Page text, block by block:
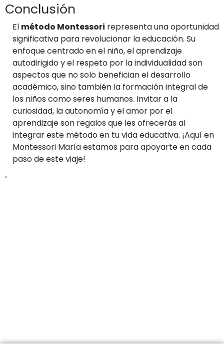
Conclusión
El método Montessori representa una oportunidad
significativa para revolucionar la educación. Su
enfoque centrado en el niño, el aprendizaje
autodirigido y el respeto por la individualidad son
aspectos que no solo benefician el desarrollo
académico, sino también la formación integral de
los niños como seres humanos. Invitar a la
curiosidad, la autonomía y el amor por el
aprendizaje son regalos que les ofrecerás al
integrar este método en tu vida educativa. ¡Aquí en
Montessori María estamos para apoyarte en cada
paso de este viaje!
‘